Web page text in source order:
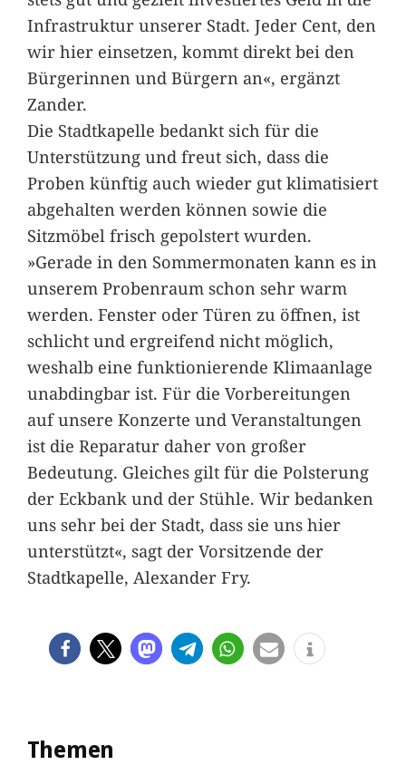
Infrastruktur unserer Stadt. Jeder Cent, den
wir hier einsetzen, kommt direkt bei den
Bürgerinnen und Bürgern an«, ergänzt
Zander.
Die Stadtkapelle bedankt sich für die
Unterstützung und freut sich, dass die
Proben künftig auch wieder gut klimatisiert
abgehalten werden können sowie die
Sitzmöbel frisch gepolstert wurden.
»Gerade in den Sommermonaten kann es in
unserem Probenraum schon sehr warm
werden. Fenster oder Türen zu öffnen, ist
schlicht und ergreifend nicht möglich,
weshalb eine funktionierende Klimaanlage
unabdingbar ist. Für die Vorbereitungen
auf unsere Konzerte und Veranstaltungen
ist die Reparatur daher von großer
Bedeutung. Gleiches gilt für die Polsterung
der Eckbank und der Stühle. Wir bedanken
uns sehr bei der Stadt, dass sie uns hier
unterstützt«, sagt der Vorsitzende der
Stadtkapelle, Alexander Fry.
Themen